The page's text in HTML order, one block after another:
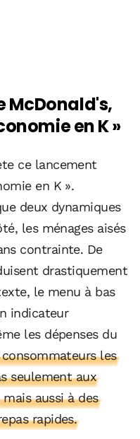
McDonald's,
en K »
ce lancement
en K ».
deux dynamiques
les ménages aisés
contrainte. De
drastiquement
le menu à bas
indicateur
les dépenses du
consommateurs les
seulement aux
aussi à des
rapides.